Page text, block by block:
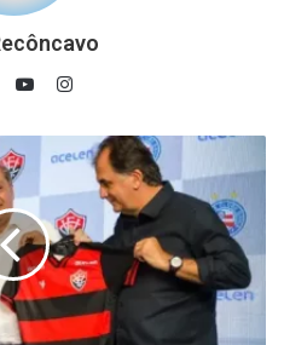
Instagram